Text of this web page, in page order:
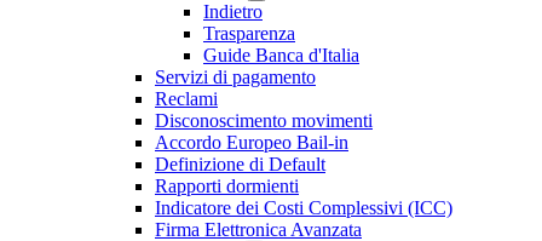
Indietro
Trasparenza
Guide Banca d'Italia
Servizi di pagamento
Reclami
Disconoscimento movimenti
Accordo Europeo Bail-in
Definizione di Default
Rapporti dormienti
Indicatore dei Costi Complessivi (ICC)
Firma Elettronica Avanzata